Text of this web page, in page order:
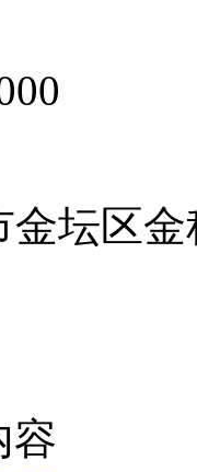
坛区
容